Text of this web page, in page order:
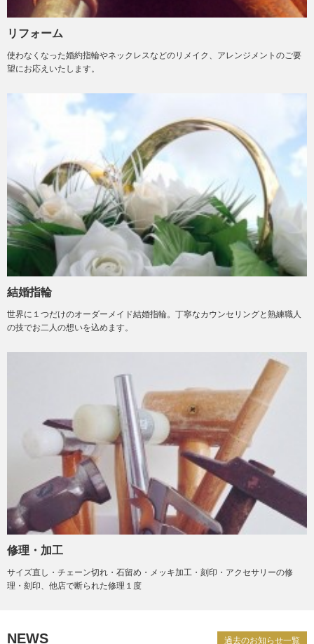
リフォーム
使わなくなった婚約指輪やネックレスなどのリメイク、アレンジメントのご要
望にお応えいたします。
結婚指輪
世界に１つだけのオーダーメイド結婚指輪。丁寧なカウンセリングと熟練職人
の技でお二人の想いを込めます。
修理・加工
サイズ直し・チェーン切れ・石留め・メッキ加工・刻印・アクセサリーの修
理・刻印、他店で断られた修理１度
NEWS 過去のお知らせ一覧